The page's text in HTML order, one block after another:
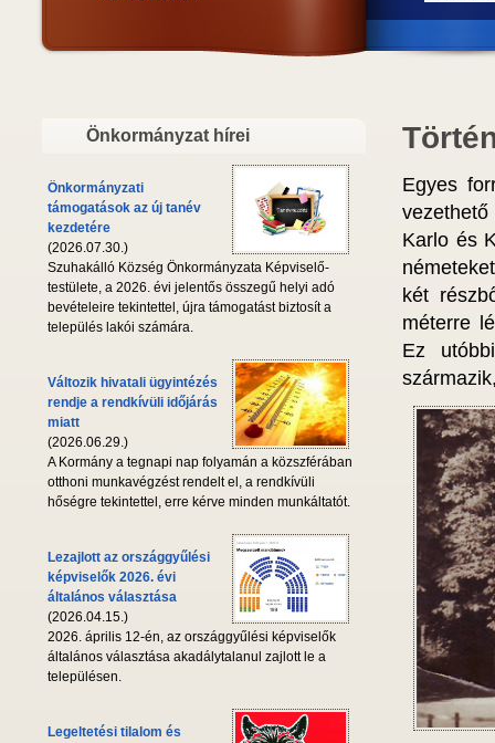
Önkormányzat hírei
Önkormányzati
támogatások az új tanév
kezdetére
(2026.07.30.)
Szuhakálló Község Önkormányzata Képviselő-
testülete, a 2026. évi jelentős összegű helyi adó
bevételeire tekintettel, újra támogatást biztosít a
település lakói számára.
Változik hivatali ügyintézés
rendje a rendkívüli időjárás
miatt
(2026.06.29.)
A Kormány a tegnapi nap folyamán a közszférában
otthoni munkavégzést rendelt el, a rendkívüli
hőségre tekintettel, erre kérve minden munkáltatót.
Lezajlott az országgyűlési
képviselők 2026. évi
általános választása
(2026.04.15.)
2026. április 12-én, az országgyűlési képviselők
általános választása akadálytalanul zajlott le a
településen.
Legeltetési tilalom és
Egyes
Karlo és
két
méterre
Ez